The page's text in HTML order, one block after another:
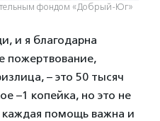
фондом «Добрый-Юг»
и я благодарна
пожертвование,
– это 50 тысяч
–1 копейка, но это не
каждая помощь важна и